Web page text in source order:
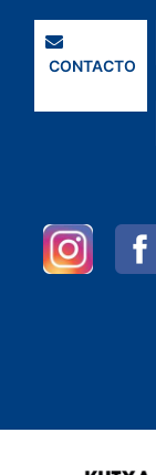
CONTACTO